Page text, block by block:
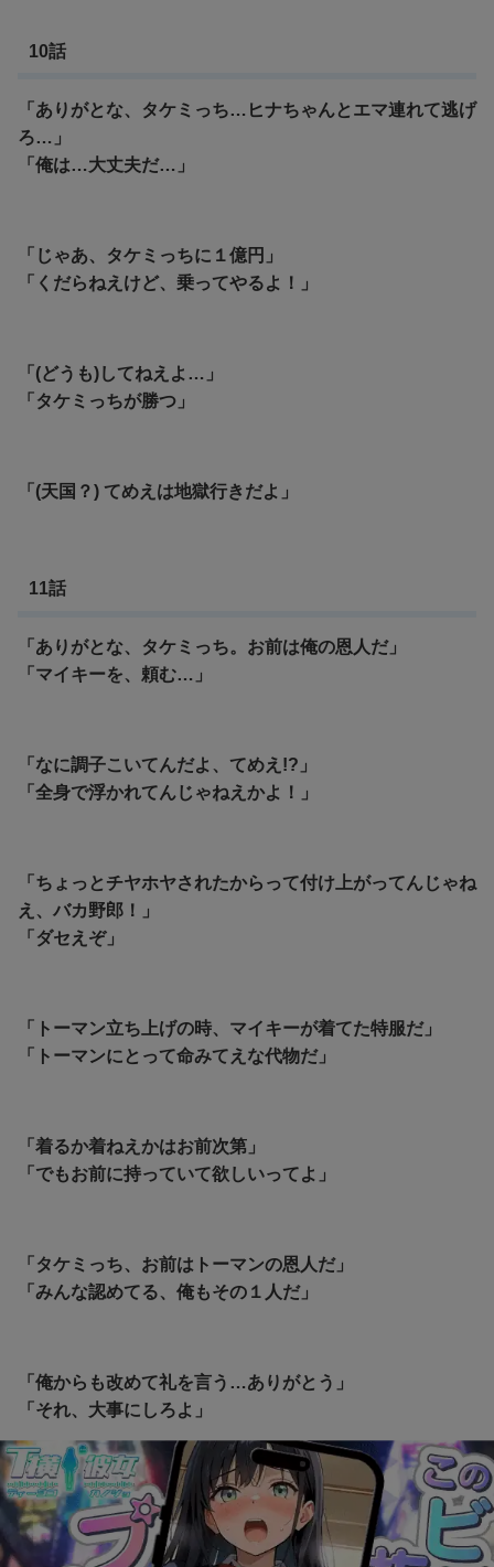
10話
「ありがとな、タケミっち…ヒナちゃんとエマ連れて逃げ
ろ…」
「俺は…大丈夫だ…」
「じゃあ、タケミっちに１億円」
「くだらねえけど、乗ってやるよ！」
「(どうも)してねえよ…」
「タケミっちが勝つ」
「(天国？) てめえは地獄行きだよ」
11話
「ありがとな、タケミっち。お前は俺の恩人だ」
「マイキーを、頼む…」
「なに調子こいてんだよ、てめえ!?」
「全身で浮かれてんじゃねえかよ！」
「ちょっとチヤホヤされたからって付け上がってんじゃね
え、バカ野郎！」
「ダセえぞ」
「トーマン立ち上げの時、マイキーが着てた特服だ」
「トーマンにとって命みてえな代物だ」
「着るか着ねえかはお前次第」
「でもお前に持っていて欲しいってよ」
「タケミっち、お前はトーマンの恩人だ」
「みんな認めてる、俺もその１人だ」
「俺からも改めて礼を言う…ありがとう」
「それ、大事にしろよ」